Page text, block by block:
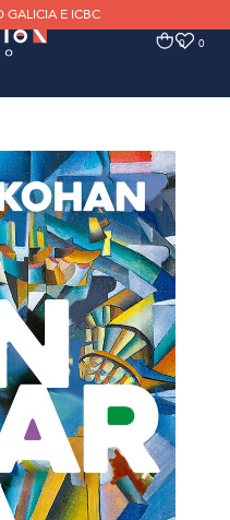
E ICBC
0 0